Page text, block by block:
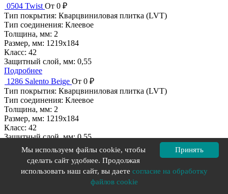
0504 Twist От 0 ₽
Тип покрытия: Кварцвиниловая плитка (LVT)
Тип соединения: Клеевое
Толщина, мм: 2
Размер, мм: 1219x184
Класс: 42
Защитный слой, мм: 0,55
Подробнее
1286 Salento Beige От 0 ₽
Тип покрытия: Кварцвиниловая плитка (LVT)
Тип соединения: Клеевое
Толщина, мм: 2
Размер, мм: 1219x184
Класс: 42
Защитный слой, мм: 0,55
Подробнее
0850 Cedar Brown
От 0 ₽
Тип покрытия:
Кварцвиниловая плитка (LVT)
Тип соединения: Клеевое
Принять
Мы используем файлы cookie, чтобы
сделать сайт удобнее. Продолжая
использовать наш сайт, вы даете согласие на обработку
файлов cookie